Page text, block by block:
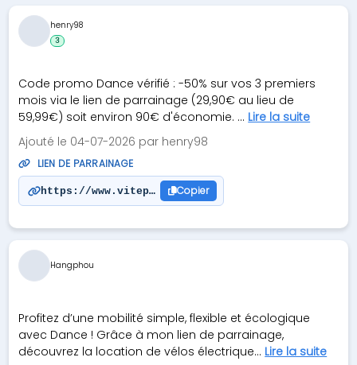
Code promo Dance vérifié : -50% sur vos 3 premiers
mois via le lien de parrainage (29,90€ au lieu de
59,99€) soit environ 90€ d'économie. ... Lire la suite
Ajouté le 04-07-2026 par henry98
LIEN DE PARRAINAGE
https://www.vitepromo.com/auto-transport/code-
Copier
henry98
3
Profitez d’une mobilité simple, flexible et écologique
avec Dance ! Grâce à mon lien de parrainage,
découvrez la location de vélos électrique... Lire la suite
Hangphou